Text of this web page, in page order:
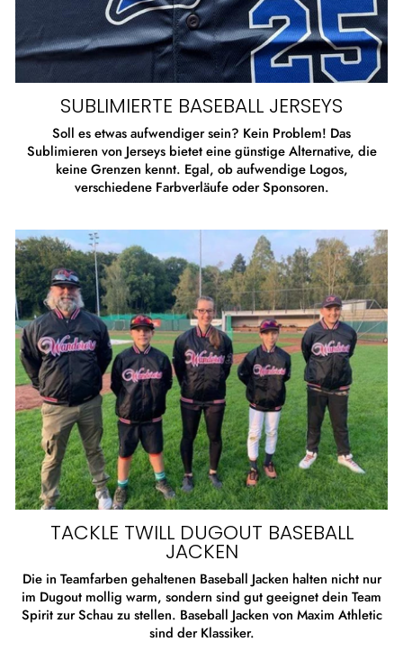
SUBLIMIERTE BASEBALL JERSEYS
Soll es etwas aufwendiger sein? Kein Problem! Das
Sublimieren von Jerseys bietet eine günstige Alternative, die
keine Grenzen kennt. Egal, ob aufwendige Logos,
verschiedene Farbverläufe oder Sponsoren.
TACKLE TWILL DUGOUT BASEBALL
JACKEN
Die in Teamfarben gehaltenen Baseball Jacken halten nicht nur
im Dugout mollig warm, sondern sind gut geeignet dein Team
Spirit zur Schau zu stellen. Baseball Jacken von Maxim Athletic
sind der Klassiker.